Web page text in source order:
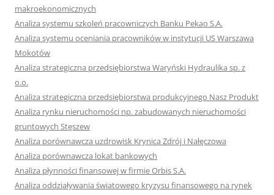
makroekonomicznych
Analiza systemu szkoleń pracowniczych Banku Pekao S.A.
Analiza systemu oceniania pracowników w instytucji US Warszawa
Mokotów
Analiza strategiczna przedsiębiorstwa Waryński Hydraulika sp. z
o.o.
Analiza strategiczna przedsiębiorstwa produkcyjnego Nasz Produkt
Analiza rynku nieruchomości np. zabudowanych nieruchomości
gruntowych Stęszew
Analiza porównawcza uzdrowisk Krynica Zdrój i Nałęczowa
Analiza porównawcza lokat bankowych
Analiza płynności finansowej w firmie Orbis S.A.
Analiza oddziaływania światowego kryzysu finansowego na rynek